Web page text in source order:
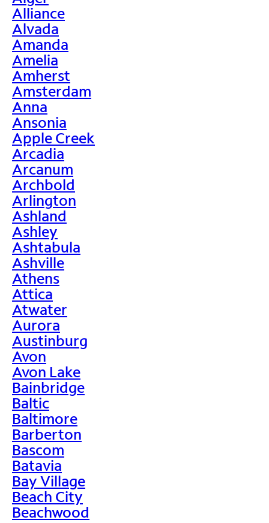
Alliance
Alvada
Amanda
Amelia
Amherst
Amsterdam
Anna
Ansonia
Apple Creek
Arcadia
Arcanum
Archbold
Arlington
Ashland
Ashley
Ashtabula
Ashville
Athens
Attica
Atwater
Aurora
Austinburg
Avon
Avon Lake
Bainbridge
Baltic
Baltimore
Barberton
Bascom
Batavia
Bay Village
Beach City
Beachwood